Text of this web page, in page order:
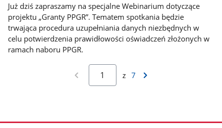
Już dziś zapraszamy na specjalne Webinarium dotyczące
projektu „Granty PPGR”. Tematem spotkania będzie
trwająca procedura uzupełniania danych niezbędnych w
celu potwierdzenia prawidłowości oświadczeń złożonych w
ramach naboru PPGR.
z 7